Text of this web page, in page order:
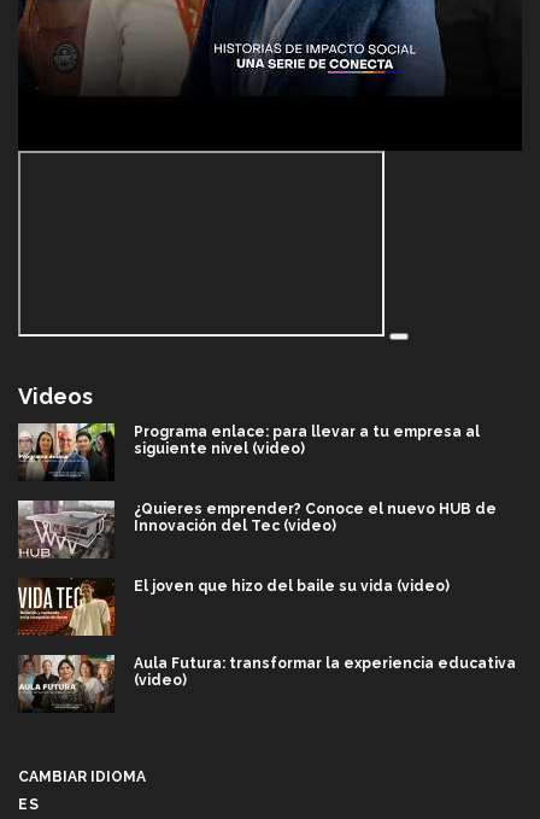
Videos
Programa enlace: para llevar a tu empresa al
siguiente nivel (video)
¿Quieres emprender? Conoce el nuevo HUB de
Innovación del Tec (video)
El joven que hizo del baile su vida (video)
Aula Futura: transformar la experiencia educativa
(video)
CAMBIAR IDIOMA
ES